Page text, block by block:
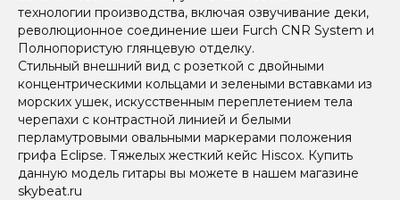
технологии производства, включая озвучивание деки,
революционное соединение шеи Furch CNR System и
Полнопористую глянцевую отделку.
Стильный внешний вид с розеткой с двойными
концентрическими кольцами и зелеными вставками из
морских ушек, искусственным переплетением тела
черепахи с контрастной линией и белыми
перламутровыми овальными маркерами положения
грифа Eclipse. Тяжелых жесткий кейс Hiscox. Купить
данную модель гитары вы можете в нашем магазине
skybeat.ru